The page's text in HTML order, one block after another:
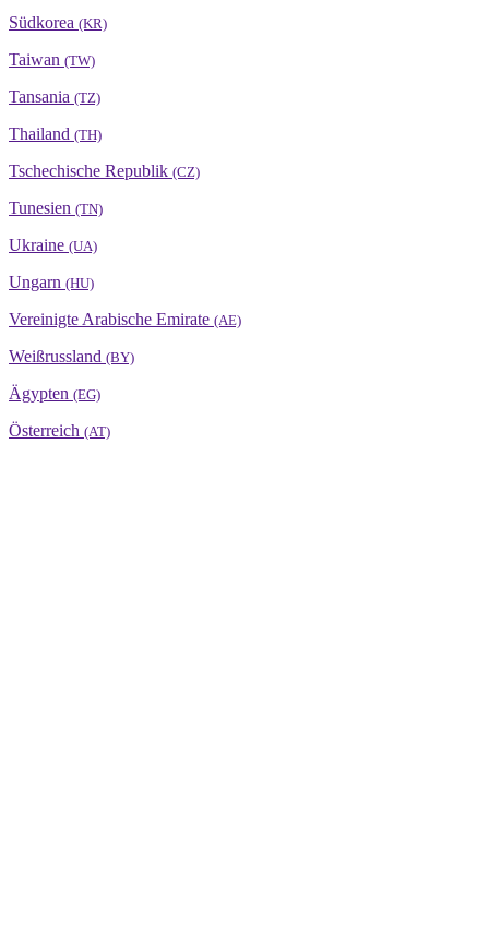
Südkorea (KR)
Taiwan (TW)
Tansania (TZ)
Thailand (TH)
Tschechische Republik (CZ)
Tunesien (TN)
Ukraine (UA)
Ungarn (HU)
Vereinigte Arabische Emirate (AE)
Weißrussland (BY)
Ägypten (EG)
Österreich (AT)